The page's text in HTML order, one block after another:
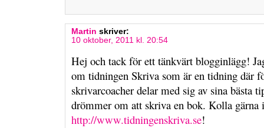
Martin skriver:
10 oktober, 2011 kl. 20:54
Hej och tack för ett tänkvärt blogginlägg!
om tidningen Skriva som är en tidning där
skrivarcoacher delar med sig av sina bästa
drömmer om att skriva en bok. Kolla gärna
http://www.tidningenskriva.se!